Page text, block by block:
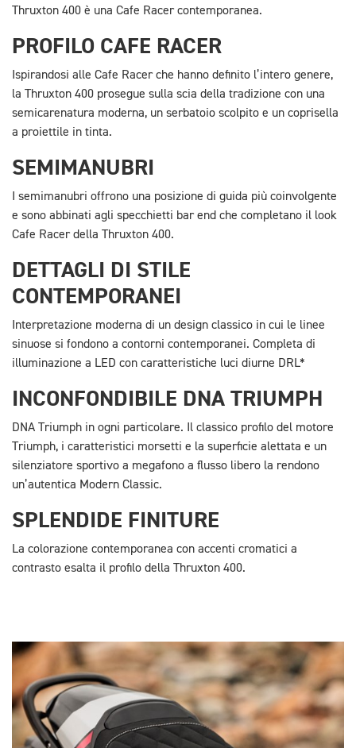
Thruxton 400 è una Cafe Racer contemporanea.
PROFILO CAFE RACER
Ispirandosi alle Cafe Racer che hanno definito l’intero genere,
la Thruxton 400 prosegue sulla scia della tradizione con una
semicarenatura moderna, un serbatoio scolpito e un coprisella
a proiettile in tinta.
SEMIMANUBRI
I semimanubri offrono una posizione di guida più coinvolgente
e sono abbinati agli specchietti bar end che completano il look
Cafe Racer della Thruxton 400.
DETTAGLI DI STILE
CONTEMPORANEI
Interpretazione moderna di un design classico in cui le linee
sinuose si fondono a contorni contemporanei. Completa di
illuminazione a LED con caratteristiche luci diurne DRL*
INCONFONDIBILE DNA TRIUMPH
DNA Triumph in ogni particolare. Il classico profilo del motore
Triumph, i caratteristici morsetti e la superficie alettata e un
silenziatore sportivo a megafono a flusso libero la rendono
un’autentica Modern Classic.
SPLENDIDE FINITURE
La colorazione contemporanea con accenti cromatici a
contrasto esalta il profilo della Thruxton 400.